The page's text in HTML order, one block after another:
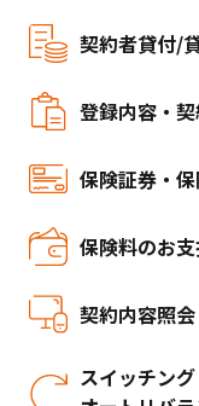
契約者貸付/
登録内容・
保険証券・
保険料のお
契約内容照会
スイッチン